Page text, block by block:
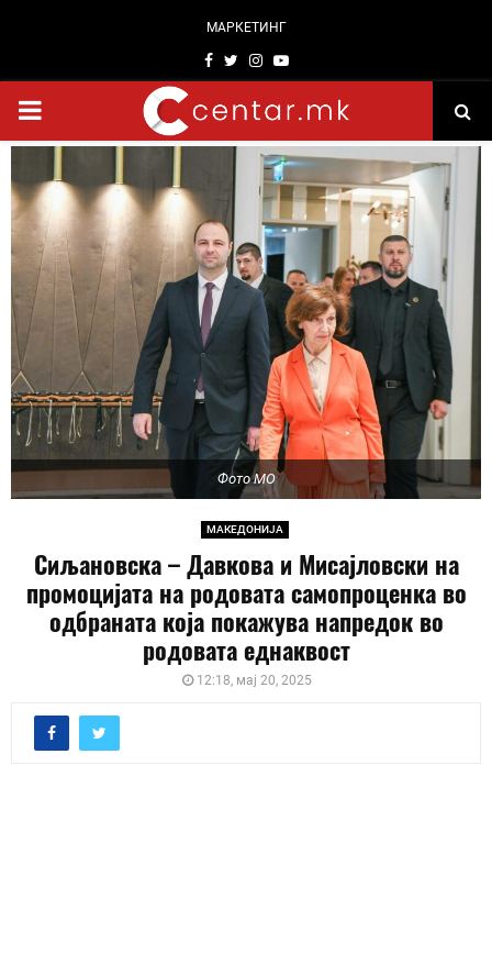
МАРКЕТИНГ
Facebook
TwitterInstagram
Youtube
PRIMARY
MENU
Фото МО
МАКЕДОНИЈА
Сиљановска – Давкова и Мисајловски на
промоцијата на родовата самопроценка во
одбраната која покажува напредок во
родовата еднаквост
12:18, мај 20, 2025